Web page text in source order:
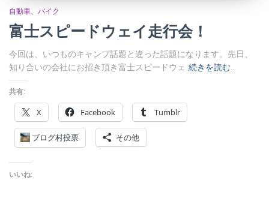
自動車、バイク
富士スピードウェイ走行会！
今回は、いつものキャンプ話題と違った話題になります。先日、
知り合いの会社にお招き頂き富士スピードウェ 続きを読む…
共有:
X Facebook Tumblr
ブログ村投票 その他
いいね: